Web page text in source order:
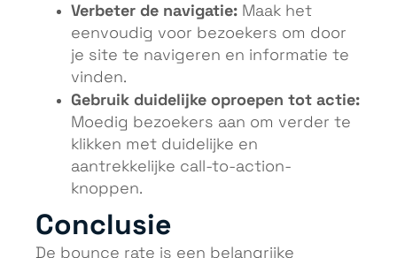
Verbeter de navigatie: Maak het
eenvoudig voor bezoekers om door
je site te navigeren en informatie te
vinden.
Gebruik duidelijke oproepen tot actie:
Moedig bezoekers aan om verder te
klikken met duidelijke en
aantrekkelijke call-to-action-
knoppen.
Conclusie
De bounce rate is een belangrijke